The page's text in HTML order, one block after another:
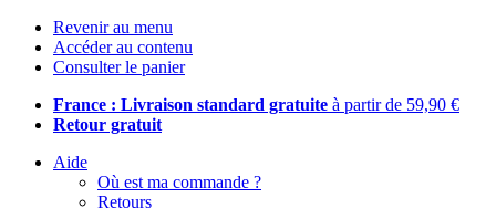
Revenir au menu
Accéder au contenu
Consulter le panier
France : Livraison standard gratuite à partir de 59,90 €
Retour gratuit
Aide
Où est ma commande ?
Retours